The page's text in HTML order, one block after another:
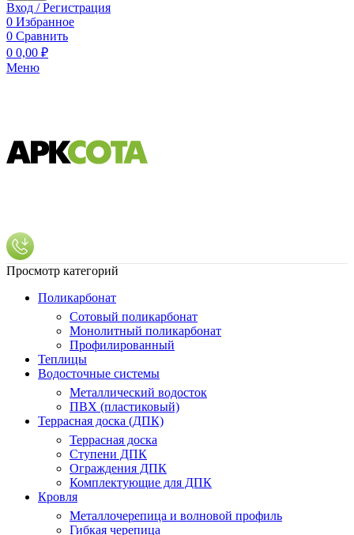
Вход / Регистрация
0 Избранное
0 Сравнить
0 0,00 ₽
Меню
Просмотр категорий
Поликарбонат
Сотовый поликарбонат
Монолитный поликарбонат
Профилированный
Теплицы
Водосточные системы
Металлический водосток
ПВХ (пластиковый)
Террасная доска (ДПК)
Террасная доска
Ступени ДПК
Ограждения ДПК
Комплектующие для ДПК
Кровля
Металлочерепица и волновой профиль
Гибкая черепица